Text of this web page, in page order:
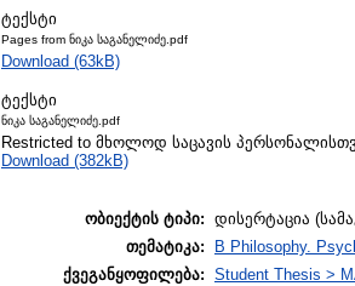
ტექსტი
Pages from ნიკა საგანელიძე.pdf
Download (63kB)
ტექსტი
ნიკა საგანელიძე.pdf
Restricted to მხოლოდ საცავის
Download (382kB)
ობიექტის ტიპი: დისერტაცია
თემატიკა:
B Philosophy.
ქვეგანყოფილება: Student Thesis >